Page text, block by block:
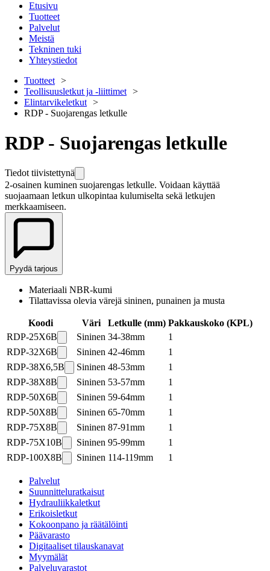
Etusivu
Tuotteet
Palvelut
Meistä
Tekninen tuki
Yhteystiedot
Tuotteet
Teollisuusletkut ja -liittimet
Elintarvikeletkut
RDP - Suojarengas letkulle
RDP - Suojarengas letkulle
Tiedot tiivistettynä
2-osainen kuminen suojarengas letkulle. Voidaan käyttää
suojaamaan letkun ulkopintaa kulumiselta sekä letkujen
merkkaamiseen.
Pyydä tarjous
Materiaali NBR-kumi
Tilattavissa olevia värejä sininen, punainen ja musta
Koodi Väri Letkulle (mm) Pakkauskoko (KPL)
RDP-25X6B
Sininen 34-38mm
1
RDP-32X6B
Sininen 42-46mm
1
RDP-38X6,5B
Sininen 48-53mm
1
RDP-38X8B
Sininen 53-57mm
1
RDP-50X6B
Sininen 59-64mm
1
RDP-50X8B
Sininen 65-70mm
1
RDP-75X8B
Sininen 87-91mm
1
RDP-75X10B
Sininen 95-99mm
1
RDP-100X8B
Sininen 114-119mm 1
Palvelut
Suunnitteluratkaisut
Hydrauliikkaletkut
Erikoisletkut
Kokoonpano ja räätälöinti
Päävarasto
Digitaaliset tilauskanavat
Myymälät
Palveluvarastot